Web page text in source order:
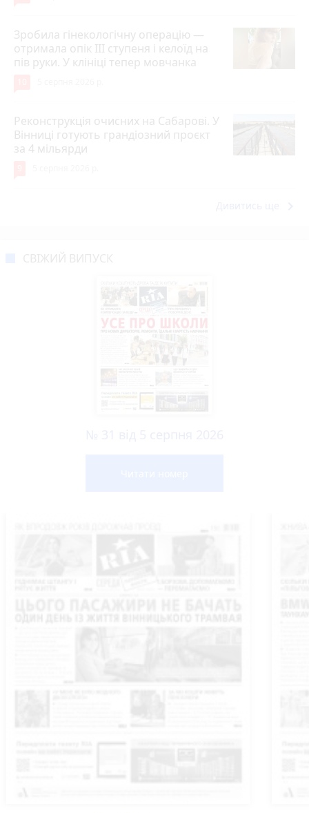
Зробила гінекологічну операцію —
отримала опік ІІІ ступеня і келоїд на
пів руки. У клініці тепер мовчанка
Реконструкція очисних на Сабарові. У
Вінниці готують грандіозний проєкт
за 4 мільярди